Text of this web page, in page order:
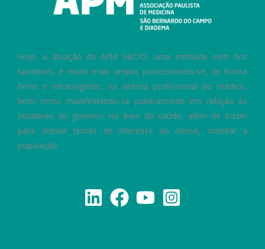
Hoje, a atuação da APM SBC/D, uma entidade sem fins
lucrativos, é muito mais ampla, posicionando-se, de forma
firme e intransigente, na defesa profissional do médico,
bem como manifestando-se publicamente em relação às
iniciativas do governo na área da saúde, além de trazer
para debate temas de interesse da classe, orientar a
população.